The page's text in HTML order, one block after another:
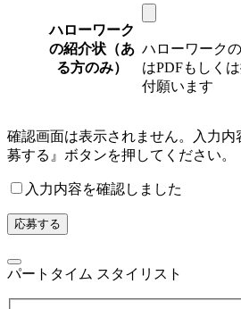
ハローワーク
の紹介状（あ
る方のみ）
ハローワーク
はPDFもしく
付願います
確認画面は表示されません。入力
募する』ボタンを押してください。
入力内容を確認しました
パートタイム スタイリスト